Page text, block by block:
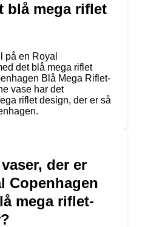
blå mega riflet
på en Royal
det blå mega riflet
Blå Mega Riflet-
vase har det
riflet design, der er så
der er
Copenhagen
mega riflet-